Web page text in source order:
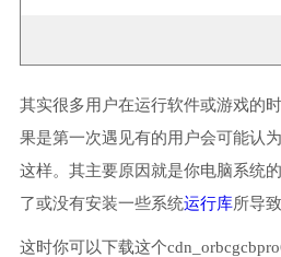
其实很多用户在运行软件或游戏的
果是第一次遇见有的用户会可能认
这样。其主要原因就是你电脑系统
了或没有安装一些系统运行库所导致
这时你可以下载这个